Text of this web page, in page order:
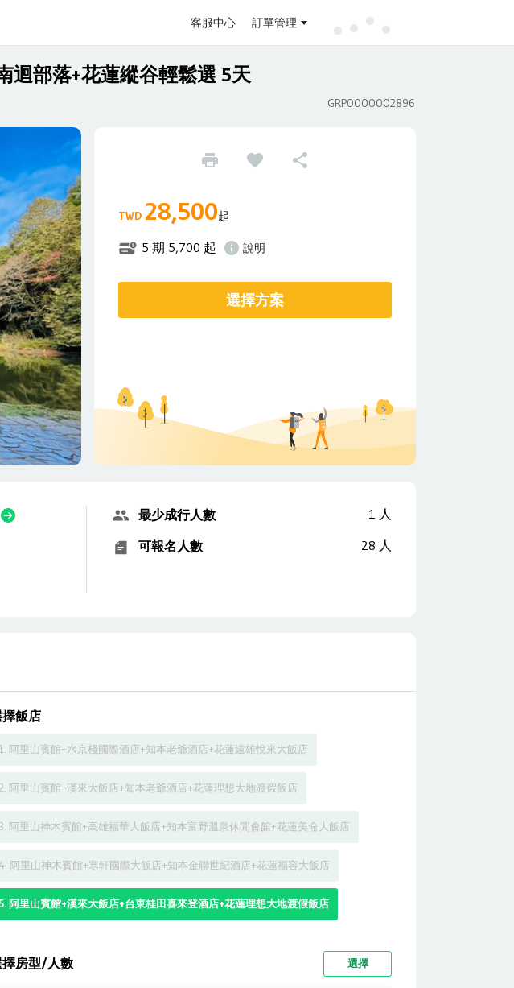
客服中心 訂單管理
迴部落+花蓮縱谷輕鬆選 5天
GRP0000002896
TWD 28,500起
5 期 5,700 起 說明
選擇方案
最少成行人數 1 人
可報名人數
28 人
飯店
. 阿里山賓館+水京棧國際酒店+知本老爺酒店+花蓮遠雄悅來大飯店
. 阿里山賓館+漢來大飯店+知本老爺酒店+花蓮理想大地渡假飯店
3. 阿里山神木賓館+高雄福華大飯店+知本富野溫泉休閒會館+花蓮美侖大飯店
4. 阿里山神木賓館+寒軒國際大飯店+知本金聯世紀酒店+花蓮福容大飯店
.阿里山賓館+漢來大飯店+台東桂田喜來登酒店+花蓮理想大地渡假飯店
擇房型/人數 選擇